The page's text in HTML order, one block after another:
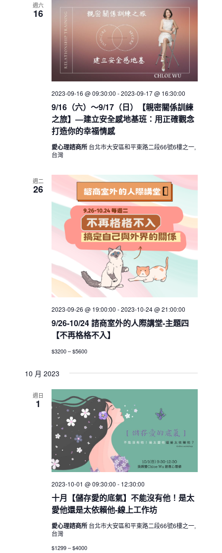
週六
16
9/16（六）～9/17（日）【親密關係訓練
之旅】—建立安全感地基班：用正確觀念
打造你的幸福情感
2023-09-16 @ 09:30:00 -2023-09-17 @ 16:30:00
愛心理諮商所 台北市大安區和平東路二段66號6樓之一,
台灣
週二
26
9/26-10/24 諮商室外的人際講堂-主題四
【不再格格不入】
2023-09-26 @ 19:00:00 -2023-10-24 @ 21:00:00
$3200 – $5600
10 月 2023
週日
1
十月【儲存愛的底氣】不能沒有他！是太
愛他還是太依賴他-線上工作坊
2023-10-01 @ 09:30:00 - 12:30:00
愛心理諮商所 台北市大安區和平東路二段66號6樓之一,
台灣
$1299 – $4000